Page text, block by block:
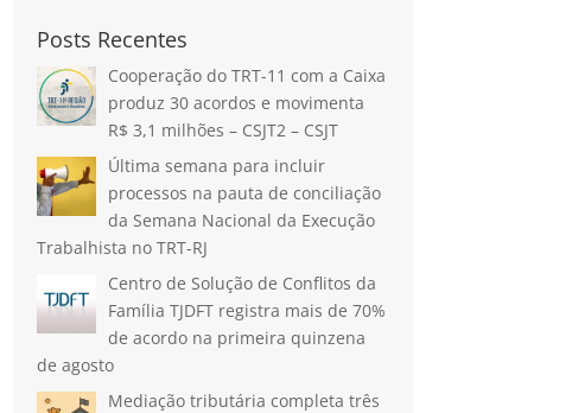
Posts Recentes
Cooperação do TRT-11 com a Caixa
produz 30 acordos e movimenta
R$ 3,1 milhões – CSJT2 – CSJT
Última semana para incluir
processos na pauta de conciliação
da Semana Nacional da Execução
Trabalhista no TRT-RJ
Centro de Solução de Conflitos da
Família TJDFT registra mais de 70%
de acordo na primeira quinzena
de agosto
Mediação tributária completa três